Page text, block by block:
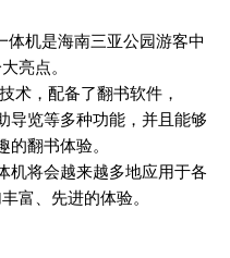
体机是海南三亚公园游客中
亮点。
术，配备了翻书软件，
导览等多种功能，并且能够
的翻书体验。
机将会越来越多地应用于各
富、先进的体验。